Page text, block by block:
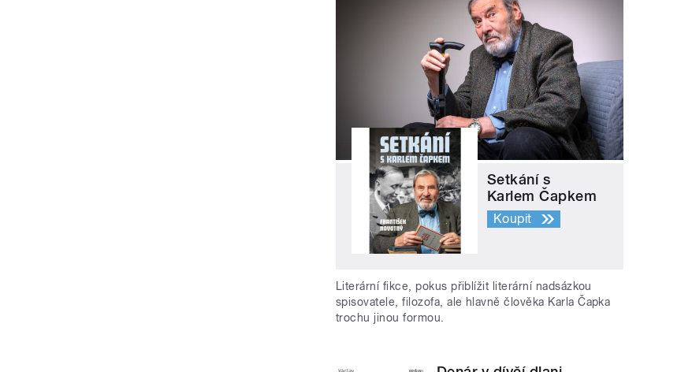
Setkání s
Karlem Čapkem
Koupit
Literární fikce, pokus přiblížit literární nadsázkou
spisovatele, filozofa, ale hlavně člověka Karla Čapka
trochu jinou formou.